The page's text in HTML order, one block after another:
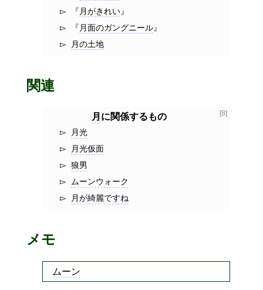
月がきれい
月面のガングニール
月の土地
関連
[8]
月 に関係するもの
月光
月光仮面
狼男
ムーンウォーク
月が綺麗ですね
メモ
ムーン